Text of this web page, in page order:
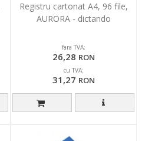
Registru cartonat A4, 96 file,
AURORA - dictando
fara TVA:
26,28 RON
cu TVA:
31,27 RON